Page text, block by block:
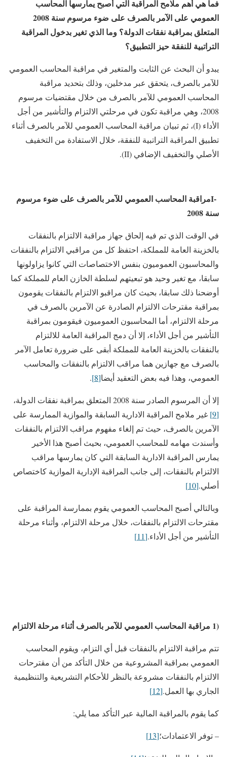
فما هي أهم ملامح المراقبة التي أصبح يمارسها المحاسب
العمومي على الآمر بالصرف على ضوء مرسوم سنة 2008
المتعلق بمراقبة نفقات الدولة؟ وما الذي تغير بدخول المراقبة
التراتبية للنفقة حيز التطبيق؟
يبدو أن البحث عن الثابت والمتغير في مراقبة المحاسب العمومي
للآمر بالصرف، يتحقق عبر مدخلين، وذلك بتحديد مراقبة
المحاسب العمومي للآمر بالصرف من خلال مقتضيات مرسوم
2008، وهي مراقبة تكون في مرحلتي الالتزام والتأشير من أجل
الأداء (I)، ثم تبيان مراقبة المحاسب العمومي للآمر بالصرف أثناء
تطبيق المراقبة التراتبية للنفقة، خلال الاستفادة من التخفيف
الأصلي والتخفيف الإضافي (II).
-I مراقبة المحاسب العمومي للآمر بالصرف على ضوء مرسوم
سنة 2008
في الوقت الذي تم فيه إلحاق جهاز مراقبة الالتزام بالنفقات
بالخزينة العامة للمملكة، احتفظ كل من مراقبي الالتزام بالنفقات
والمحاسبون العموميون بنفس الاختصاصات التي كانوا يزاولونها
سابقا، مع تغير وحيد هو تبعيتهم لسلطة الخازن العام للمملكة كما
أوضحنا ذلك سابقا، بحيث كان مراقبو الالتزام بالنفقات يقومون
بمراقبة مقترحات الالتزام الصادرة عن الآمرين بالصرف في
مرحلة الالتزام، أما المحاسبون العموميون فيقومون بمراقبة
التأشير من أجل الأداء، إلا أن دمج المراقبة العامة للالتزام
بالنفقات بالخزينة العامة للمملكة أبقى على ضرورة تعامل الآمر
بالصرف مع جهازين هما مراقب الالتزام بالنفقات والمحاسب
العمومي، وهذا فيه بعض التعقيد أيضا[8]
.
إلا أن المرسوم الصادر سنة 2008 المتعلق بمراقبة نفقات الدولة،
[9]
غير ملامح المراقبة الادارية السابقة والموازية الممارسة على
الآمرين بالصرف، حيث تم إلغاء مفهوم مراقب الالتزام بالنفقات
وأسندت مهامه للمحاسب العمومي، بحيث أصبح هذا الأخير
يمارس المراقبة الادارية السابقة التي كان يمارسها مراقب
الالتزام بالنفقات، إلى جانب المراقبة الإدارية الموازية كاختصاص
أصلي.[10]
وبالتالي أصبح المحاسب العمومي يقوم بممارسة المراقبة على
مقترحات الالتزام بالنفقات، خلال مرحلة الالتزام، وأثناء مرحلة
التأشير من أجل الأداء.[11]
(1 مراقبة المحاسب العمومي للآمر بالصرف أثناء مرحلة الالتزام
تتم مراقبة الالتزام بالنفقات قبل أي التزام، ويقوم المحاسب
العمومي بمراقبة المشروعية من خلال التأكد من أن مقترحات
الالتزام بالنفقات مشروعة بالنظر للأحكام التشريعية والتنظيمية
الجاري بها العمل.[12]
كما يقوم بالمراقبة المالية عبر التأكد مما يلي:
– توفر الاعتمادات؛[13]